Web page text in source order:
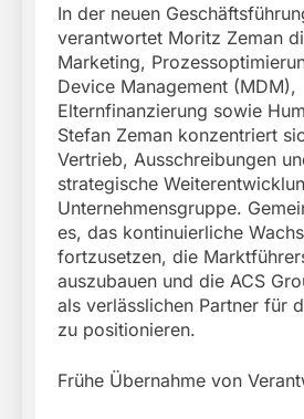
In der neuen
verantwortet Moritz Zeman
Marketing,
Device Management (MDM),
Elternfinanzierung sowie
Stefan Zeman konzentriert
Vertrieb, Ausschreibungen
strategische
Unternehmensgruppe.
es, das kontinuierliche
fortzusetzen, die
auszubauen und die ACS
als verlässlichen Partner für
zu positionieren.
Frühe Übernahme von